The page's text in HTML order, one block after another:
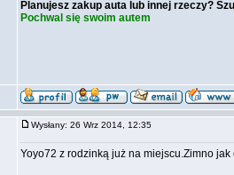
Planujesz zakup auta lub innej rzeczy?
Pochwal się swoim autem
Wysłany: 26 Wrz 2014, 12:35
Yoyo72 z rodzinką już na miejscu.Zimno